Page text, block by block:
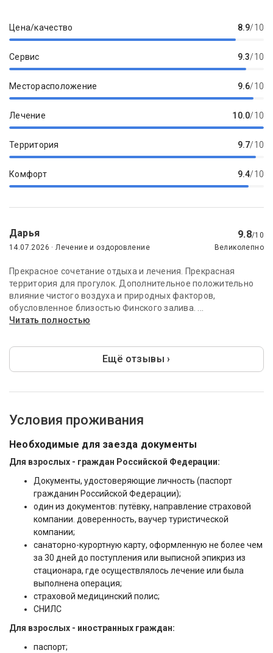
Цена/качество 8.9/10
Сервис 9.3/10
Месторасположение 9.6/10
Лечение 10.0/10
Территория 9.7/10
Комфорт 9.4/10
Дарья 9.8/10
14.07.2026 · Лечение и оздоровление
Великолепно
Прекрасное сочетание отдыха и лечения. Прекрасная
территория для прогулок. Дополнительное положительно
влияние чистого воздуха и природных факторов,
обусловленное близостью Финского залива. ...
Читать полностью
Ещё отзывы ›
Условия проживания
Необходимые для заезда документы
Для взрослых - граждан Российской Федерации:
Документы, удостоверяющие личность (паспорт
гражданин Российской Федерации);
один из документов: путёвку, направление страховой
компании. доверенность, ваучер туристической
компании;
санаторно-курортную карту, оформленную не более чем
за 30 дней до поступления или выписной эпикриз из
стационара, где осуществлялось лечение или была
выполнена операция;
страховой медицинский полис;
СНИЛС
Для взрослых - иностранных граждан:
паспорт;